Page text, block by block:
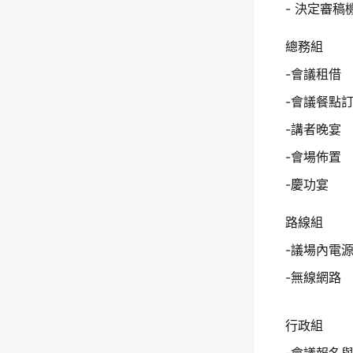
- 決定審稿
總務組
-會議租借
-會議餐點
-講者晚宴
-會場佈置
-慶功宴
路線組
-議場內電
-無線網路
行政組